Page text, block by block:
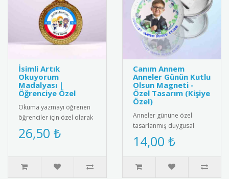
İsimli Artık
Okuyorum
Madalyası |
Öğrenciye Özel
Okuma yazmayı öğrenen
öğrenciler için özel olarak
hazırlanan isimli artık
okuyorum madalyası.
26,50 ₺
Canım Annem
Anneler Günün Kutlu
Olsun Magneti -
Özel Tasarım (Kişiye
Özel)
Anneler gününe özel
tasarlanmış duygusal
buzdolabı magneti.
Üzerinde "Canım Annem
Anneler Günün Kutl..
14,00 ₺